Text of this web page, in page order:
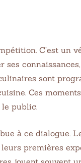
C’est un
sont
Ces moments
public.
à ce dialogue.
premières